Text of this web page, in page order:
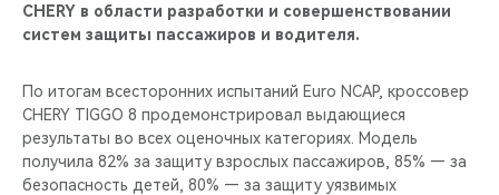
CHERY в области разработки и совершенствовании
систем защиты пассажиров и водителя.
По итогам всесторонних испытаний Euro NCAP, кроссовер
CHERY TIGGO 8 продемонстрировал выдающиеся
результаты во всех оценочных категориях. Модель
получила 82% за защиту взрослых пассажиров, 85% — за
безопасность детей, 80% — за защиту уязвимых